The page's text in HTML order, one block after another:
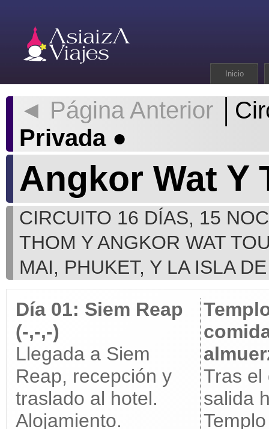
Inicio
◄ Página Anterior
Privada ●
Angkor Wat Y
CIRCUITO 16 DÍAS, 15
THOM Y ANGKOR WAT
MAI, PHUKET, Y LA ISLA
Día 01: Siem Reap
(-,-,-)
Llegada a Siem
Reap, recepción y
traslado al hotel.
Alojamiento.
Tras el
salida